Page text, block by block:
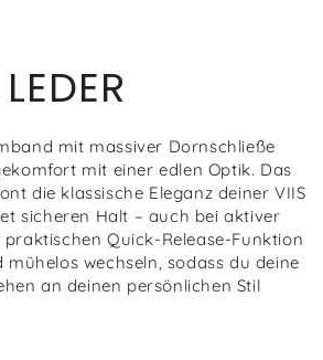
mit massiver Dornschließe
mit einer edlen Optik. Das
die klassische Eleganz deiner VIIS
sicheren Halt – auch bei aktiver
Quick-Release-Funktion
mühelos wechseln, sodass du deine
an deinen persönlichen Stil